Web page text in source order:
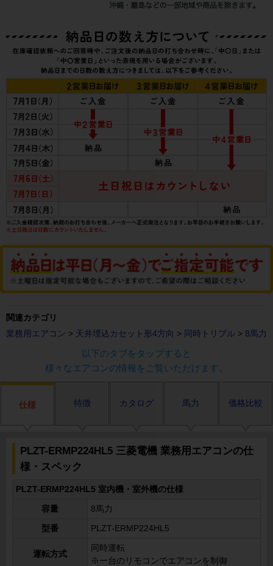
関連カテゴリ
業務用エアコン > 天井埋込カセット形4方向 > 同時トリプル > 8馬力
以下のタブをタップすると
様々なエアコンの情報をご覧いただけます。
仕様 特徴 カタログ 馬力 価格比較
PLZT-ERMP224HL5 三菱電機 業務用エアコンの仕
様・スペック
PLZT-ERMP224HL5 室内機・室外機の仕様
容量 8馬力
型番 PLZT-ERMP224HL5
運転方式
同時運転
※一台のリモコンでエアコンを制御